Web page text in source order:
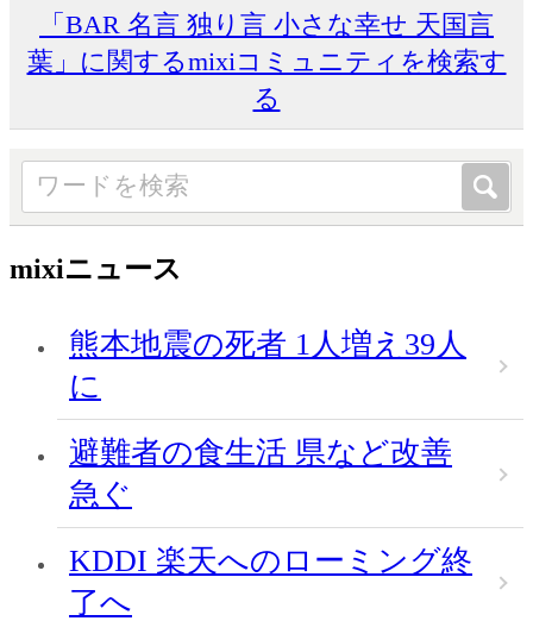
「BAR 名言 独り言 小さな幸せ 天国言
葉」に関するmixiコミュニティを検索す
る
mixiニュース
熊本地震の死者 1人増え39人
に
避難者の食生活 県など改善
急ぐ
KDDI 楽天へのローミング終
了へ